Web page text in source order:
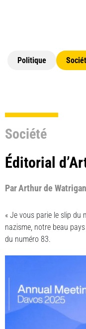
Politique
Société
Éditorial
ParArthur de
« Je vous parie le slip
nazisme, notre beau
du numéro 83.